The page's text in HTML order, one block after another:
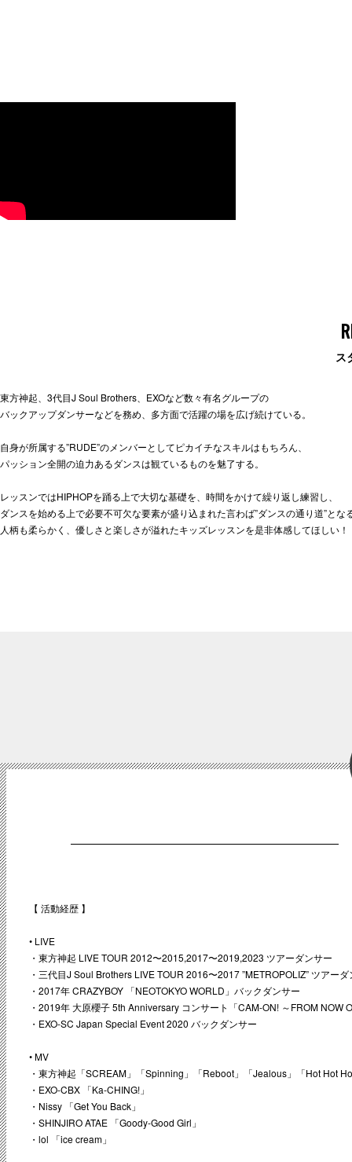
ス
東方神起、3代目J Soul Brothers、EXOなど数々有名グループの
バックアップダンサーなどを務め、多方面で活躍の場を広げ続けている。
自身が所属する”RUDE”のメンバーとしてピカイチなスキルはもちろん、
パッション全開の迫力あるダンスは観ているものを魅了する。
レッスンではHIPHOPを踊る上で大切な基礎を、時間をかけて繰り返し練習し、
ダンスを始める上で必要不可欠な要素が盛り込まれた言わば”ダンスの通り道”とな
人柄も柔らかく、優しさと楽しさが溢れたキッズレッスンを是非体感してほしい！
【 活動経歴 】
• LIVE
・東方神起 LIVE TOUR 2012〜2015,2017〜2019,2023 ツアーダンサー
・三代目J Soul Brothers LIVE TOUR 2016〜2017 ”METROPOLIZ” ツアー
・2017年 CRAZYBOY 「NEOTOKYO WORLD」バックダンサー
・2019年 大原櫻子 5th Anniversary コンサート「CAM-ON! ～FROM NOW
・EXO-SC Japan Special Event 2020 バックダンサー
• MV
・東方神起「SCREAM」「Spinning」「Reboot」「Jealous」「Hot Hot
・EXO-CBX 「Ka-CHING!」
・Nissy 「Get You Back」
・SHINJIRO ATAE 「Goody-Good Girl」
・lol 「ice cream」